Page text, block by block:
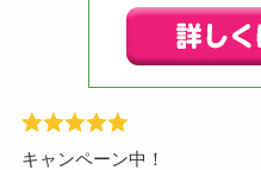
キャンペーン中！